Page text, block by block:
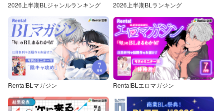
2026上半期BLジャンルランキング 2026上半期BLランキング
Renta!BLマガジン Renta!BLエロマガジン